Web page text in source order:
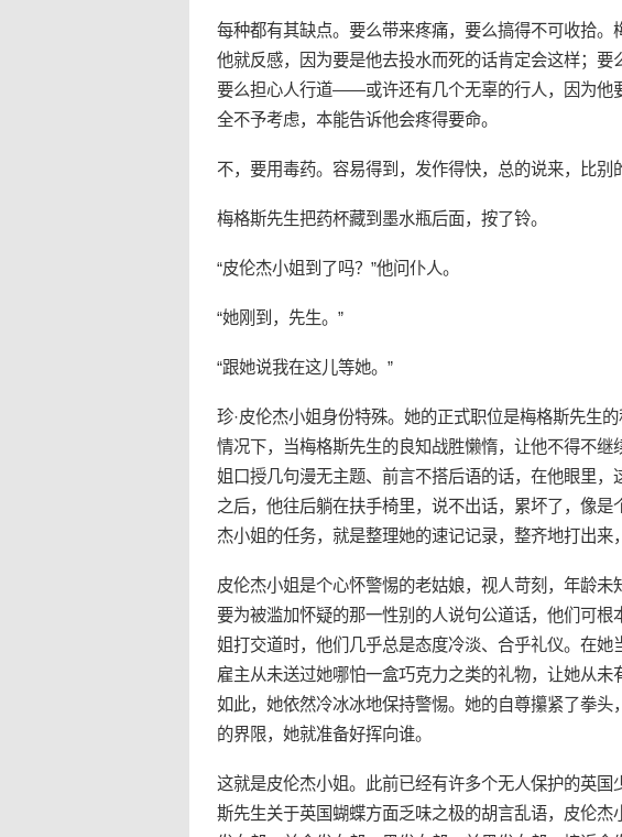
每种都有其缺点。要么带来疼痛，要么搞得不可收拾
他就反感，因为要是他去投水而死的话肯定会这样；要
要么担心人行道——或许还有几个无辜的行人，因为他
全不予考虑，本能告诉他会疼得要命。
不，要用毒药。容易得到，发作得快，总的说来，比别
梅格斯先生把药杯藏到墨水瓶后面，按了铃。
“皮伦杰小姐到了吗？”他问仆人。
“她刚到，先生。”
“跟她说我在这儿等她。”
珍·皮伦杰小姐身份特殊。她的正式职位是梅格斯先生
情况下，当梅格斯先生的良知战胜懒惰，让他不得不
姐口授几句漫无主题、前言不搭后语的话，在他眼里，
之后，他往后躺在扶手椅里，说不出话，累坏了，像
杰小姐的任务，就是整理她的速记记录，整齐地打出来
皮伦杰小姐是个心怀警惕的老姑娘，视人苛刻，年龄
要为被滥加怀疑的那一性别的人说句公道话，他们可
姐打交道时，他们几乎总是态度冷淡、合乎礼仪。在
雇主从未送过她哪怕一盒巧克力之类的礼物，让她从
如此，她依然冷冰冰地保持警惕。她的自尊攥紧了拳
的界限，她就准备好挥向谁。
这就是皮伦杰小姐。此前已经有许多个无人保护的英
斯先生关于英国蝴蝶方面乏味之极的胡言乱语，皮伦